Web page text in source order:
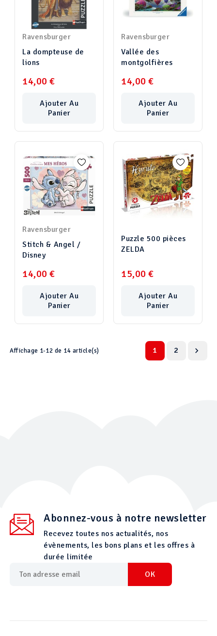
Ravensburger
La dompteuse de
lions
14,00 €
Ajouter Au
Panier
Ravensburger
Vallée des
montgolfières
14,00 €
Ajouter Au
Panier
Ravensburger
Stitch & Angel /
Disney
14,00 €
Ajouter Au
Panier
Puzzle 500 pièces
ZELDA
15,00 €
Ajouter Au
Panier
Affichage 1-12 de 14 article(s) 1 2 
Abonnez-vous à notre newsletter
Recevez toutes nos actualités, nos
évènements, les bons plans et les offres à
durée limitée